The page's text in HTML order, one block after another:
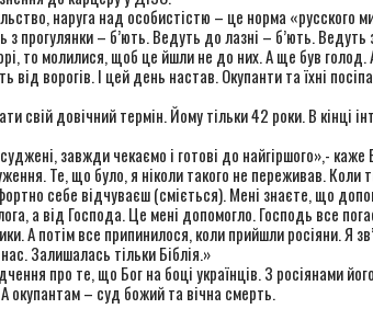
наруга над особистістю – це норма «русского
з прогулянки – б’ють. Ведуть до лазні – б’ють.
то молилися, щоб це йшли не до них. А ще був
від ворогів. І цей день настав. Окупанти та їхні
свій довічний термін. Йому тільки 42 роки. В кінці
завжди чекаємо і готові до найгіршого»,-
Те, що було, я ніколи такого не переживав.
себе відчуваєш (сміється). Мені знаєте, що
а від Господа. Це мені допомогло. Господь все
А потім все припинилося, коли прийшли росіяни. Я
Залишалась тільки Біблія.»
про те, що Бог на боці українців. З росіянами
окупантам – суд божий та вічна смерть.